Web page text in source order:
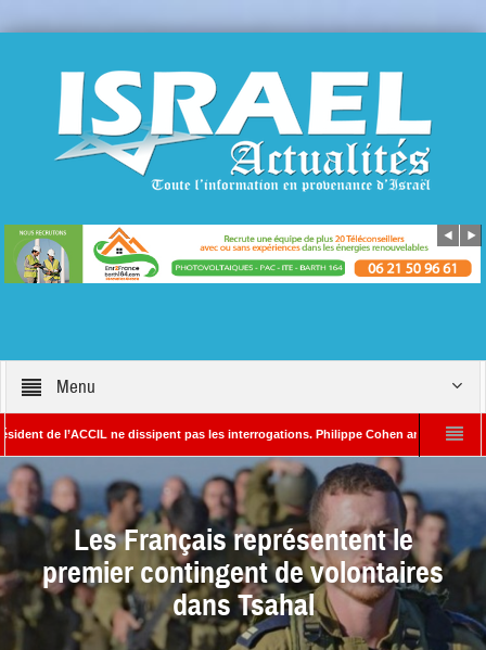
Menu
l’ACCIL ne dissipent pas les interrogations. Philippe Cohen annonce se
– Rédacteur en chef d’Israël Actualités L’Iran menace de frapper
Les Français représentent le
premier contingent de volontaires
dans Tsahal